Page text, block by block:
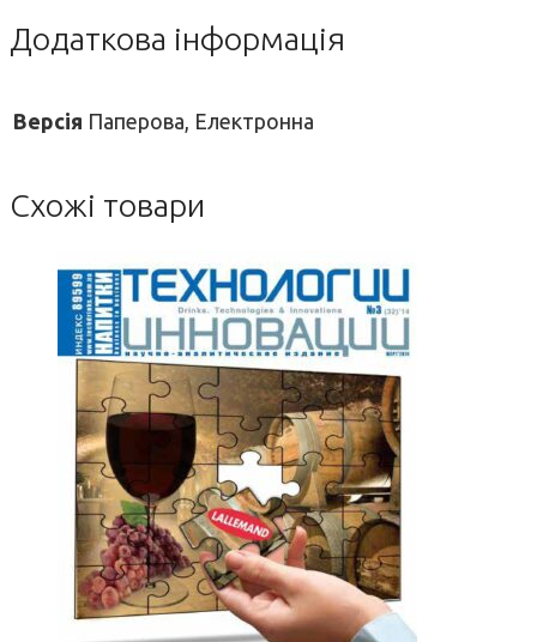
Додаткова інформація
Версія Паперова, Електронна
Схожі товари